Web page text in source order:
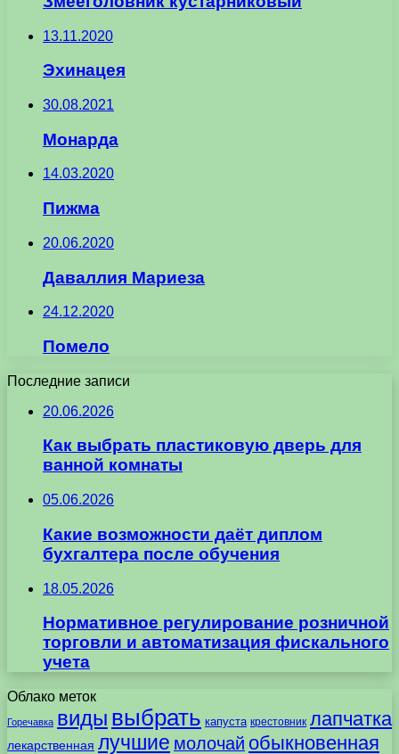
13.11.2020
Эхинацея
30.08.2021
Монарда
14.03.2020
Пижма
20.06.2020
Даваллия Мариеза
24.12.2020
Помело
Последние записи
20.06.2026
Как выбрать пластиковую дверь для
ванной комнаты
05.06.2026
Какие возможности даёт диплом
бухгалтера после обучения
18.05.2026
Нормативное регулирование розничной
торговли и автоматизация фискального
учета
Облако меток
Горечавка виды выбрать капуста крестовник лапчатка
лекарственная лучшие молочай обыкновенная